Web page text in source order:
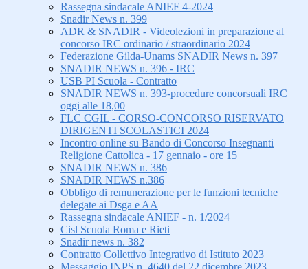
Rassegna sindacale ANIEF 4-2024
Snadir News n. 399
ADR & SNADIR - Videolezioni in preparazione al
concorso IRC ordinario / straordinario 2024
Federazione Gilda-Unams SNADIR News n. 397
SNADIR NEWS n. 396 - IRC
USB PI Scuola - Contratto
SNADIR NEWS n. 393-procedure concorsuali IRC
oggi alle 18,00
FLC CGIL - CORSO-CONCORSO RISERVATO
DIRIGENTI SCOLASTICI 2024
Incontro online su Bando di Concorso Insegnanti
Religione Cattolica - 17 gennaio - ore 15
SNADIR NEWS n. 386
SNADIR NEWS n.386
Obbligo di remunerazione per le funzioni tecniche
delegate ai Dsga e AA
Rassegna sindacale ANIEF - n. 1/2024
Cisl Scuola Roma e Rieti
Snadir news n. 382
Contratto Collettivo Integrativo di Istituto 2023